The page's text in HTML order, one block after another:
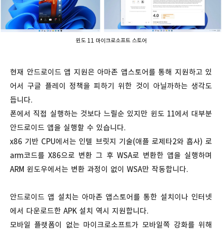
윈도 11 마이크로소프트 스토어
현재 안드로이드 앱 지원은 아마존 앱스토어를 통해 지원하고 있
어서 구글 플레이 정책을 피하기 위한 것이 아닐까하는 생각도
듭니다.
폰에서 직접 실행하는 것보다 느릴순 있지만 윈도 11에서 대부분
안드로이드 앱을 실행할 수 있습니다.
x86 기반 CPU에서는 인텔 브릿지 기술(애플 로제타2와 흡사) 로
arm코드를 X86으로 변환 그 후 WSA로 변환한 앱을 실행하며
ARM 윈도우에서는 변환 과정이 없이 WSA만 작동합니다.
안드로이드 앱 설치는 아마존 앱스토어를 통한 설치이나 인터넷
에서 다운로드한 APK 설치 역시 지원합니다.
모바일 플랫폼이 없는 마이크로소프트가 모바일쪽 강화를 위해